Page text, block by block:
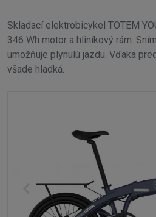
Skladací elektrobicykel TOTEM
346 Wh motor a hliníkový rám.
umožňuje plynulú jazdu. Vďaka
všade hladká.